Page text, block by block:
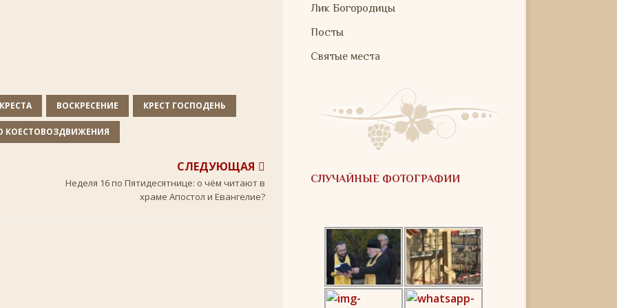
воскресенье, 26 октября 2025 года: что будет в храме
СВЯТЫХ
5 июля 2026 года: что будет в храме?
ВОСКРЕСЕНИЕ КРЕСТ ГОСПОДЕНЬ
КОЕСТОВОЗДВИЖЕНИЯ
СЛЕДУЮЩАЯ
Неделя 16 по Пятидесятнице: о чём читают в
храме Апостол и Евангелие?
Лик Богородицы
Посты
Святые места
СЛУЧАЙНЫЕ ФОТОГРАФИИ